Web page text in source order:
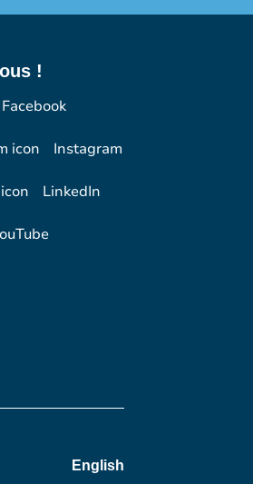
!
Facebook
Instagram
LinkedIn
English